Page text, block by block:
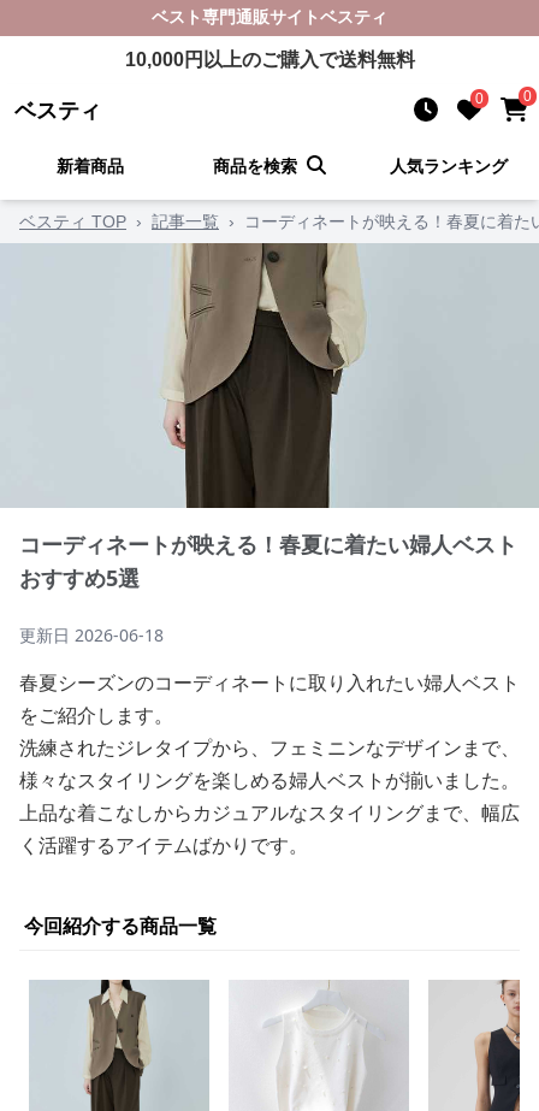
ベスト専門通販サイトベスティ
10,000円以上のご購入で送料無料
ベスティ 0 0
新着商品 商品を検索 人気ランキング
ベスティ TOP › 記事一覧 › コーディネートが映える！春夏に着
コーディネートが映える！春夏に着たい婦人ベスト
おすすめ5選
更新日 2026-06-18
春夏シーズンのコーディネートに取り入れたい婦人ベスト
をご紹介します。
洗練されたジレタイプから、フェミニンなデザインまで、
様々なスタイリングを楽しめる婦人ベストが揃いました。
上品な着こなしからカジュアルなスタイリングまで、幅広
く活躍するアイテムばかりです。
今回紹介する商品一覧